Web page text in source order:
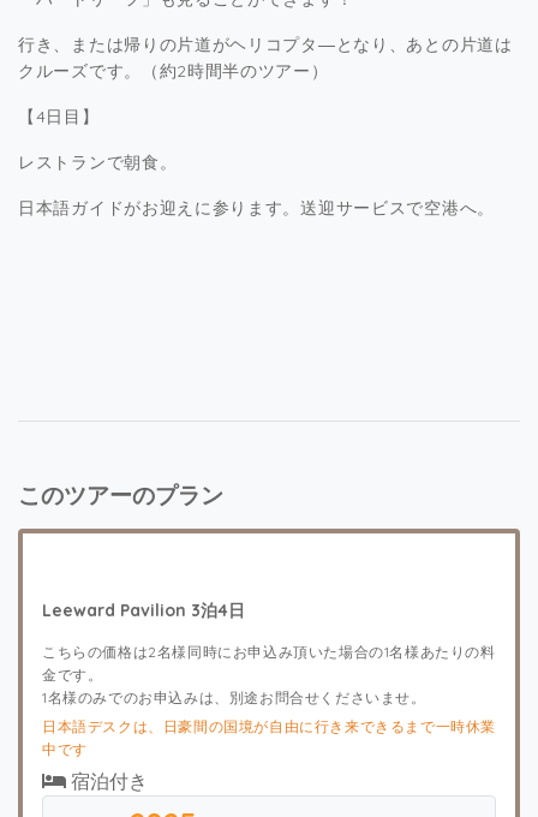
行き、または帰りの片道がヘリコプタ―となり、あとの片道は
クルーズです。（約2時間半のツアー）
【4日目】
レストランで朝食。
日本語ガイドがお迎えに参ります。送迎サービスで空港へ。
このツアーのプラン
Leeward Pavilion 3泊4日
こちらの価格は2名様同時にお申込み頂いた場合の1名様あたりの料
金です。
1名様のみでのお申込みは、別途お問合せくださいませ。
日本語デスクは、日豪間の国境が自由に行き来できるまで一時休業
中です
宿泊付き